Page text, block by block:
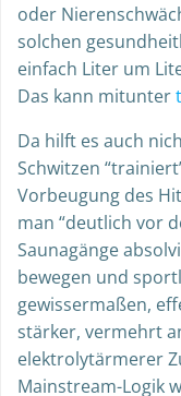
oder
solchen
einfach Liter um
Das kann mitunter
Da hilft es auch
Schwitzen
Vorbeugung des
man “deutlich vor
Saunagänge
bewegen und
gewissermaßen,
stärker, vermehrt
elektrolytärmerer
Mainstream-Logik